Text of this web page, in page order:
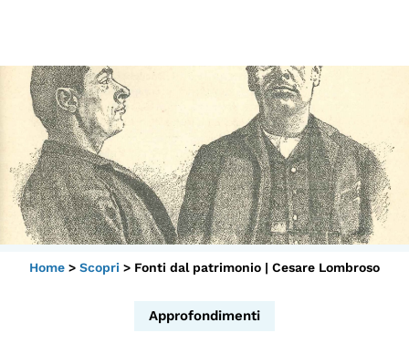
contenuto
Sostieni
App
Sala di Lettura
LA FONDAZIONE
Home > Scopri > Fonti dal patrimonio | Cesare Lombroso
Approfondimenti